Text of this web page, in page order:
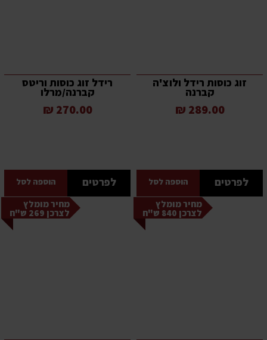
זוג כוסות רידל ולוצ'ה
קברנה
289.00 ₪
לפרטים הוספה לסל
רידל זוג כוסות וריטס
קברנה/מרלו
270.00 ₪
לפרטים הוספה לסל
מחיר מומלץ
לצרכן 840 ש"ח
מחיר מומלץ
לצרכן 269 ש"ח